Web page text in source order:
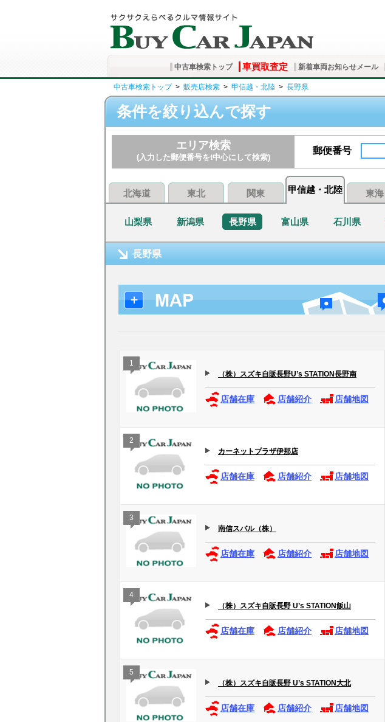
中古車検索トップ 車買取査定 新着車両お知らせメール
中古車検索トップ> 販売店検索 > 甲信越・北陸 > 長野県
条件を絞り込んで探す
エリア検索
(入力した郵便番号をt中心にして検索)
郵便番号
北海道 東北 関東 甲信越・北陸 東海
山梨県 新潟県 長野県 富山県 石川県
長野県
1
（株）スズキ自販長野U’s STATION長野南
店舗在庫 店舗紹介 店舗地図
2
カーネットプラザ伊那店
店舗在庫 店舗紹介 店舗地図
3
南信スバル（株）
店舗在庫 店舗紹介 店舗地図
4
（株）スズキ自販長野 U’s STATION飯山
店舗在庫 店舗紹介 店舗地図
5
（株）スズキ自販長野 U’s STATION大北
店舗在庫 店舗紹介 店舗地図